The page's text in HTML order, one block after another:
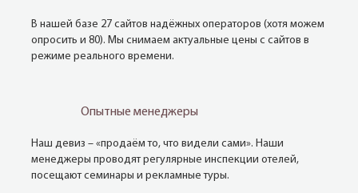
В нашей базе 27 сайтов надёжных операторов (хотя можем
опросить и 80). Мы снимаем актуальные цены с сайтов в
режиме реального времени.
Опытные менеджеры
Наш девиз – «продаём то, что видели сами». Наши
менеджеры проводят регулярные инспекции отелей,
посещают семинары и рекламные туры.